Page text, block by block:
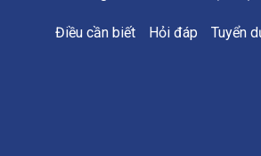
Điều cần biết Hỏi đáp Tuyển